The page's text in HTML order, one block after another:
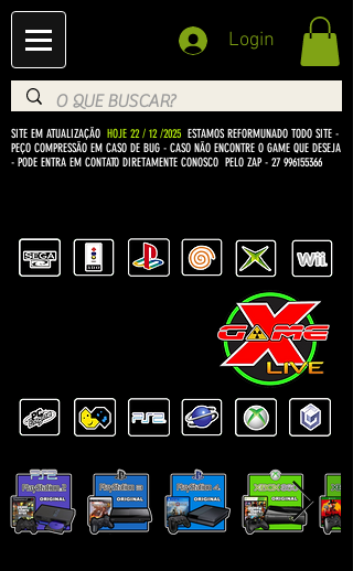
Login
SITE EM ATUALIZAÇÃO HOJE 22 / 12 /2025 ESTAMOS REFORMUNADO TODO SITE -
PEÇO COMPRESSÃO EM CASO DE BUG - CASO NÃO ENCONTRE O GAME QUE DESEJA
- PODE ENTRA EM CONTATO DIRETAMENTE CONOSCO PELO ZAP - 27 996155366